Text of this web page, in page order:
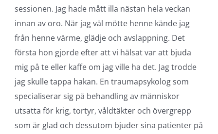
sessionen. Jag hade mått illa nästan hela veckan
innan av oro. När jag väl mötte henne kände jag
från henne värme, glädje och avslappning. Det
första hon gjorde efter att vi hälsat var att bjuda
mig på te eller kaffe om jag ville ha det. Jag trodde
jag skulle tappa hakan. En traumapsykolog som
specialiserar sig på behandling av människor
utsatta för krig, tortyr, våldtäkter och övergrepp
som är glad och dessutom bjuder sina patienter på